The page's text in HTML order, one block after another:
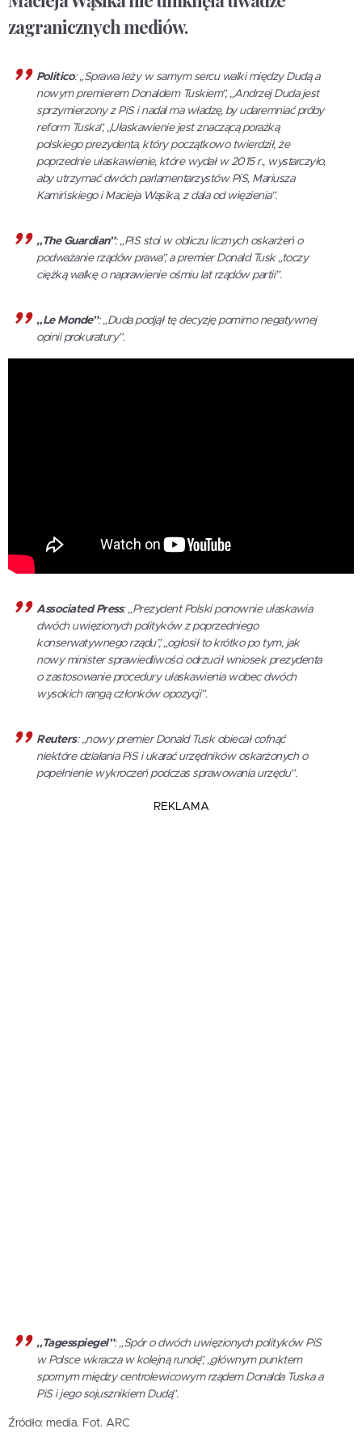
zagranicznych mediów.
Politico: „Sprawa leży w samym sercu walki między Dudą a
nowym premierem Donaldem Tuskiem”, „Andrzej Duda jest
sprzymierzony z PiS i nadal ma władzę, by udaremniać próby
reform Tuska”, „Ułaskawienie jest znaczącą porażką
polskiego prezydenta, który początkowo twierdził, że
poprzednie ułaskawienie, które wydał w 2015 r., wystarczyło,
aby utrzymać dwóch parlamentarzystów PiS, Mariusza
Kamińskiego i Macieja Wąsika, z dala od więzienia”.
„The Guardian”: „PiS stoi w obliczu licznych oskarżeń o
podważanie rządów prawa”, a premier Donald Tusk „toczy
ciężką walkę o naprawienie ośmiu lat rządów partii”.
„Le Monde”: „Duda podjął tę decyzję pomimo negatywnej
opinii prokuratury”.
Associated Press: „Prezydent Polski ponownie ułaskawia
dwóch uwięzionych polityków z poprzedniego
konserwatywnego rządu”, „ogłosił to krótko po tym, jak
nowy minister sprawiedliwości odrzucił wniosek prezydenta
o zastosowanie procedury ułaskawienia wobec dwóch
wysokich rangą członków opozycji”.
Reuters: „nowy premier Donald Tusk obiecał cofnąć
niektóre działania PiS i ukarać urzędników oskarżonych o
popełnienie wykroczeń podczas sprawowania urzędu”.
REKLAMA
„Tagesspiegel”: „Spór o dwóch uwięzionych polityków PiS
w Polsce wkracza w kolejną rundę”, „głównym punktem
spornym między centrolewicowym rządem Donalda Tuska a
PiS i jego sojusznikiem Dudą”.
Źródło: media. Fot. ARC